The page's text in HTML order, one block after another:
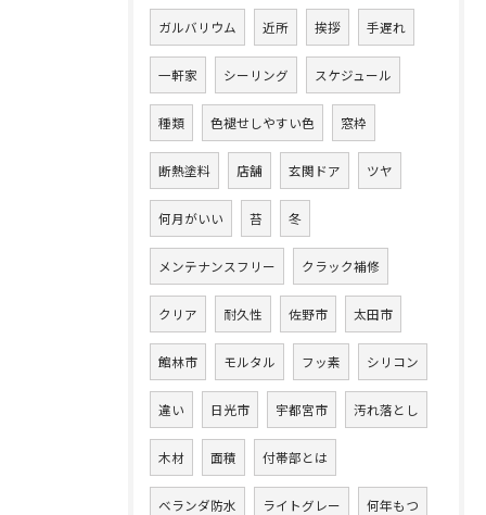
ガルバリウム 近所 挨拶 手遅れ
一軒家 シーリング スケジュール
種類 色褪せしやすい色 窓枠
断熱塗料 店舗 玄関ドア ツヤ
何月がいい 苔 冬
メンテナンスフリー クラック補修
クリア 耐久性 佐野市 太田市
館林市 モルタル フッ素 シリコン
違い 日光市 宇都宮市 汚れ落とし
木材 面積 付帯部とは
ベランダ防水 ライトグレー 何年もつ